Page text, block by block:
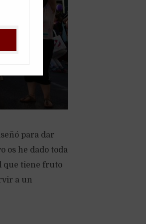
para dar
os he dado toda
que tiene fruto
a un